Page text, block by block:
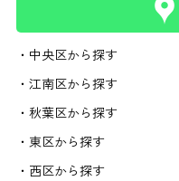
・中央区から探す
・江南区から探す
・秋葉区から探す
・東区から探す
・西区から探す